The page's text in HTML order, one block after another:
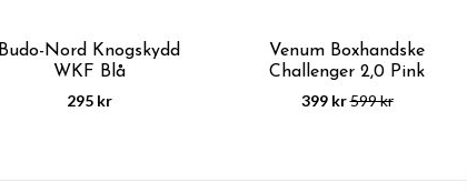
Budo-Nord Knogskydd
WKF Blå
295 kr
Venum Boxhandske
Challenger 2,0 Pink
399 kr599 kr